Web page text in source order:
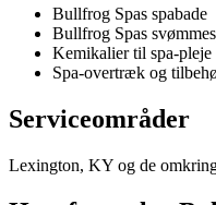
Bullfrog Spas spabade
Bullfrog Spas
Kemikalier til spa-pleje
Spa-overtræk og
Serviceområder
Lexington, KY og de